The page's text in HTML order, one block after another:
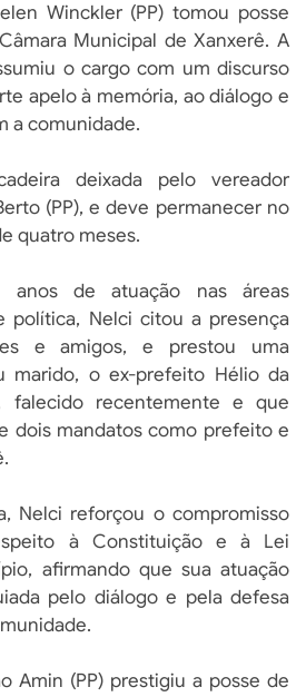
Winckler (PP) tomou posse
Municipal de Xanxerê. A
o cargo com um discurso
apelo à memória, ao diálogo e
a comunidade.
deixada pelo vereador
(PP), e deve permanecer no
quatro meses.
de atuação nas áreas
política, Nelci citou a presença
e amigos, e prestou uma
marido, o ex-prefeito Hélio da
falecido recentemente e que
dois mandatos como prefeito e
Nelci reforçou o compromisso
à Constituição e à Lei
afirmando que sua atuação
pelo diálogo e pela defesa
Amin (PP) prestigiu a posse de